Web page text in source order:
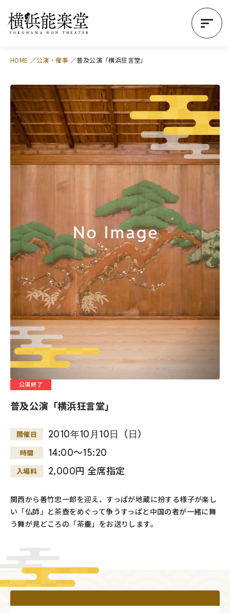
HOME 公演・催事 普及公演「横浜狂言堂」
公演終了
普及公演「横浜狂言堂」
開催日 2010年10 月 10日 （日）
時間 14:00～15:20
入場料 2,000円 全席指定
関西から善竹忠一郎を迎え、すっぱが地蔵に扮する様子が楽し
い「仏師」と茶壺をめぐって争うすっぱと中国の者が一緒に舞
う舞が見どころの「茶壷」をお送りします。